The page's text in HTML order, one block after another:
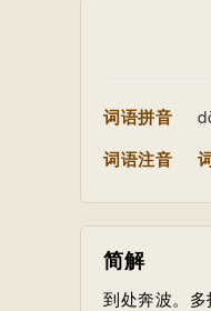
词语拼音
词语注音
简解
到处奔波。多